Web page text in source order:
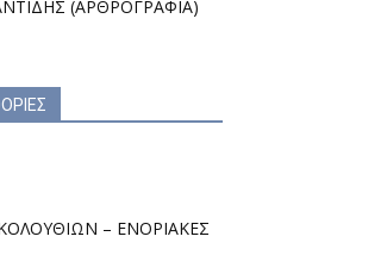
(ΑΡΘΡΟΓΡΑΦΙΑ)
– ΕΝΟΡΙΑΚΕΣ